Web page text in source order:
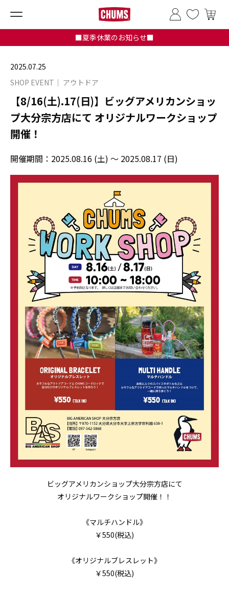
■夏季休業のお知らせ■
2025.07.25
SHOP EVENT
アウトドア
【8/16(土).17(日)】ビッグアメリカンショッ
プ大分宗方店にて オリジナルワークショップ
開催！
開催期間： 2025.08.16 (土) ～ 2025.08.17 (日)
ビッグアメリカンショップ大分宗方店にて
オリジナルワークショップ開催！！
《マルチハンドル》
￥550(税込)
《オリジナルブレスレット》
￥550(税込)